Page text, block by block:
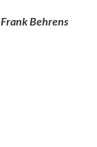
Frank Behrens